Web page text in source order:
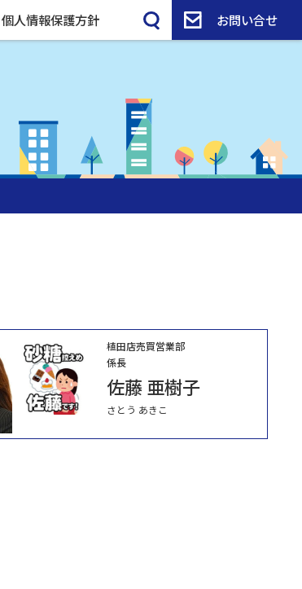
個人情報保護方針 お問い合せ
植田店売買営業部
係長
佐藤 亜樹子
さとう あきこ